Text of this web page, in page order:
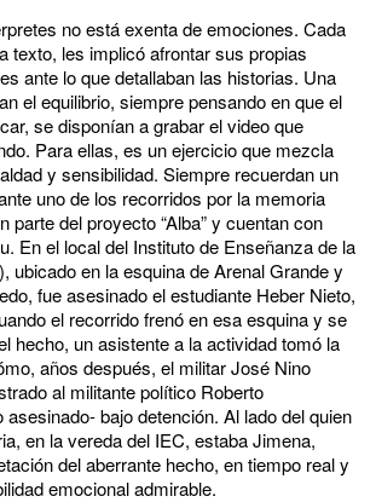
no está exenta de emociones. Cada
texto, les implicó afrontar sus propias
ante lo que detallaban las historias. Una
el equilibrio, siempre pensando en que el
se disponían a grabar el video que
Para ellas, es un ejercicio que mezcla
y sensibilidad. Siempre recuerdan un
uno de los recorridos por la memoria
parte del proyecto “Alba” y cuentan con
En el local del Instituto de Enseñanza de la
ubicado en la esquina de Arenal Grande y
fue asesinado el estudiante Heber Nieto,
el recorrido frenó en esa esquina y se
hecho, un asistente a la actividad tomó la
años después, el militar José Nino
al militante político Roberto
bajo detención. Al lado del quien
en la vereda del IEC, estaba Jimena,
del aberrante hecho, en tiempo real y
emocional admirable.